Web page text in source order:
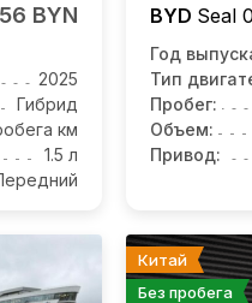
BYN
2025
Гибрид
км
1.5 л
BYD Seal
Год
Тип
Пробег:
Объем:
Привод:
Китай
Без пробега